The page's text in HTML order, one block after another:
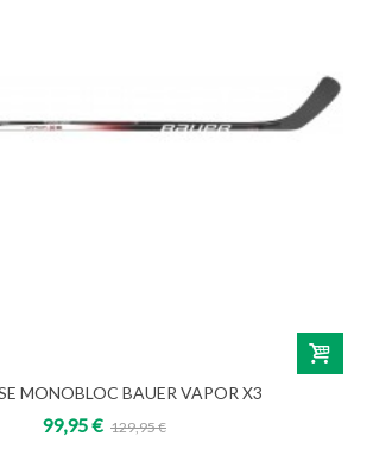
MONOBLOC BAUER VAPOR X3
99,95 € 129,95 €